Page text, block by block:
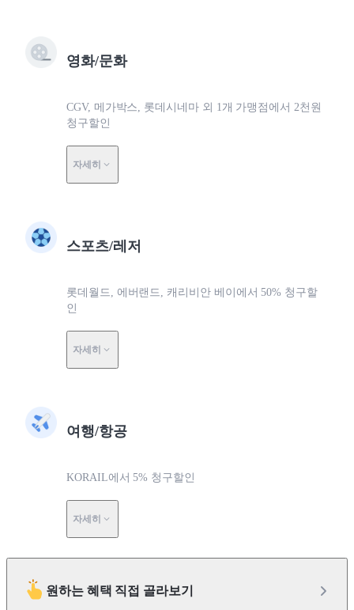
영화/문화
CGV, 메가박스, 롯데시네마 외 1개 가맹점에서 2천원
청구할인
자세히
스포츠/레저
롯데월드, 에버랜드, 캐리비안 베이에서 50% 청구할
인
자세히
여행/항공
KORAIL에서 5% 청구할인
자세히
원하는 혜택 직접 골라보기